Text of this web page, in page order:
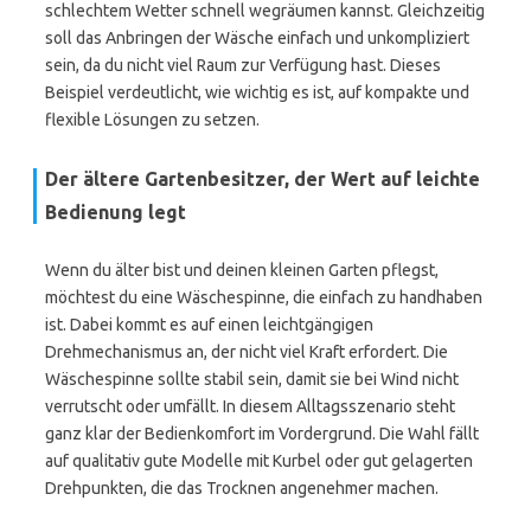
schlechtem Wetter schnell wegräumen kannst. Gleichzeitig
soll das Anbringen der Wäsche einfach und unkompliziert
sein, da du nicht viel Raum zur Verfügung hast. Dieses
Beispiel verdeutlicht, wie wichtig es ist, auf kompakte und
flexible Lösungen zu setzen.
Der ältere Gartenbesitzer, der Wert auf leichte
Bedienung legt
Wenn du älter bist und deinen kleinen Garten pflegst,
möchtest du eine Wäschespinne, die einfach zu handhaben
ist. Dabei kommt es auf einen leichtgängigen
Drehmechanismus an, der nicht viel Kraft erfordert. Die
Wäschespinne sollte stabil sein, damit sie bei Wind nicht
verrutscht oder umfällt. In diesem Alltagsszenario steht
ganz klar der Bedienkomfort im Vordergrund. Die Wahl fällt
auf qualitativ gute Modelle mit Kurbel oder gut gelagerten
Drehpunkten, die das Trocknen angenehmer machen.